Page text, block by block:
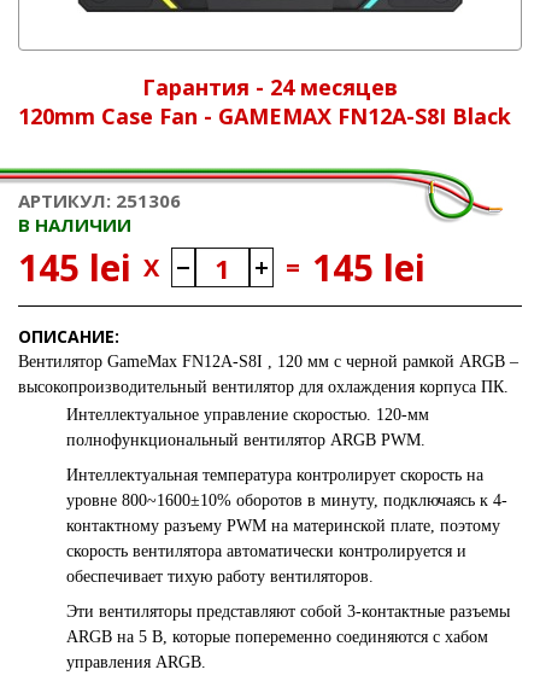
Гарантия - 24 месяцев
120mm Case Fan - GAMEMAX FN12A-S8I Black
АРТИКУЛ: 251306
В НАЛИЧИИ
145 lei X = 145 lei
ОПИСАНИЕ:
Вентилятор GameMax FN12A-S8I , 120 мм с черной рамкой ARGB –
высокопроизводительный вентилятор для охлаждения корпуса ПК.
Интеллектуальное управление скоростью. 120-мм
полнофункциональный вентилятор ARGB PWM.
Интеллектуальная температура контролирует скорость на
уровне 800~1600±10% оборотов в минуту, подключаясь к 4-
контактному разъему PWM на материнской плате, поэтому
скорость вентилятора автоматически контролируется и
обеспечивает тихую работу вентиляторов.
Эти вентиляторы представляют собой 3-контактные разъемы
ARGB на 5 В, которые попеременно соединяются с хабом
управления ARGB.